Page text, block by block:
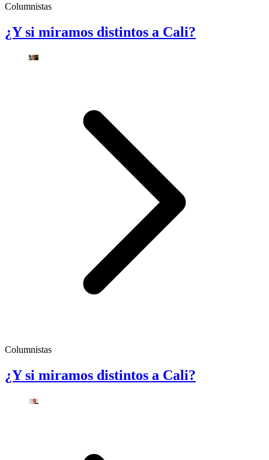
Columnistas
¿Y si miramos distintos a Cali?
Columnistas
¿Y si miramos distintos a Cali?